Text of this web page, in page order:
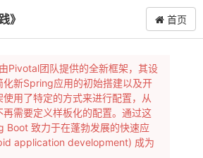
》 首页
Pivotal团队提供的全新框架，其设
化新Spring应用的初始搭建以及开
使用了特定的方式来进行配置，从
再需要定义样板化的配置。通过这
Boot 致力于在蓬勃发展的快速应
application development) 成为